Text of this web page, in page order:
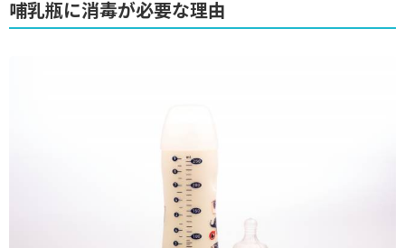
哺乳瓶に消毒が必要な理由